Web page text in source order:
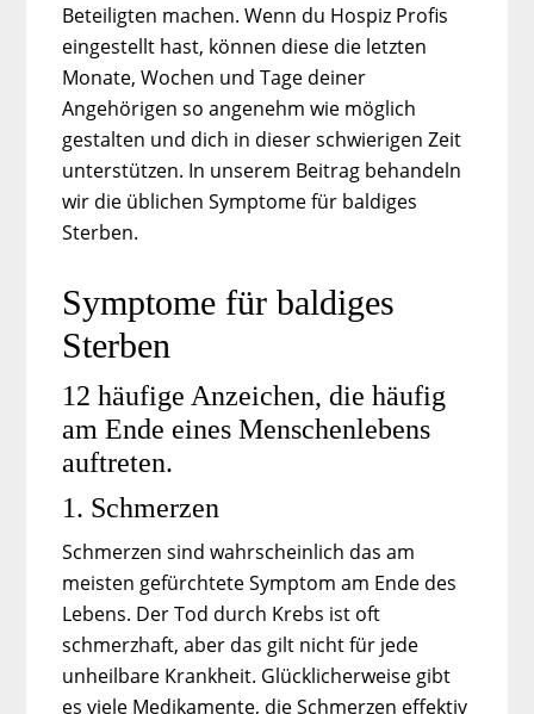
Beteiligten machen. Wenn du Hospiz Profis
eingestellt hast, können diese die letzten
Monate, Wochen und Tage deiner
Angehörigen so angenehm wie möglich
gestalten und dich in dieser schwierigen Zeit
unterstützen. In unserem Beitrag behandeln
wir die üblichen Symptome für baldiges
Sterben.
Symptome für baldiges
Sterben
12 häufige Anzeichen, die häufig
am Ende eines Menschenlebens
auftreten.
1. Schmerzen
Schmerzen sind wahrscheinlich das am
meisten gefürchtete Symptom am Ende des
Lebens. Der Tod durch Krebs ist oft
schmerzhaft, aber das gilt nicht für jede
unheilbare Krankheit. Glücklicherweise gibt
es viele Medikamente, die Schmerzen effektiv